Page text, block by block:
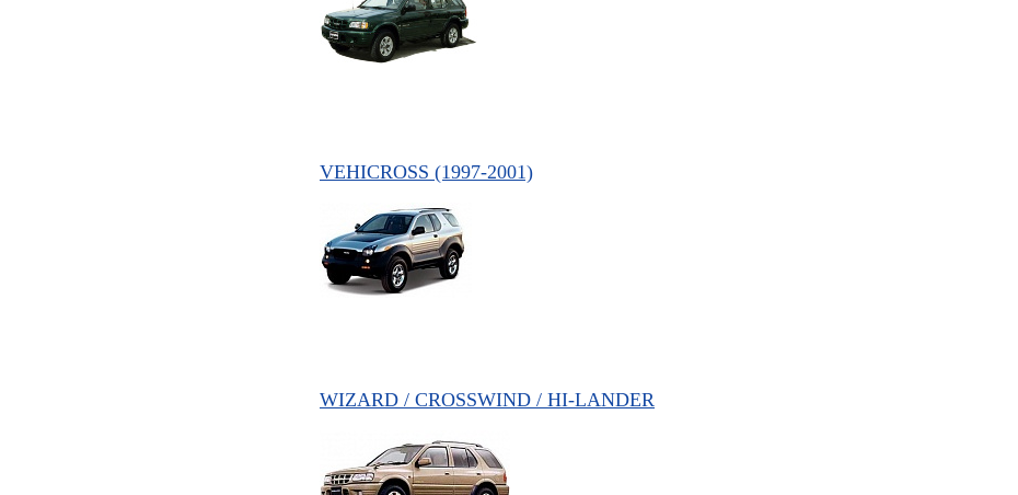
VEHICROSS (1997-2001)
WIZARD / CROSSWIND / HI-LANDER